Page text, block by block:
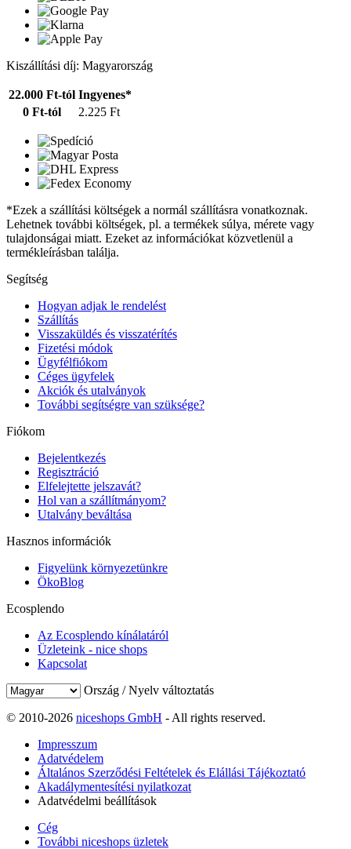
Kiszállítási díj: Magyarország
22.000 Ft-tól Ingyenes*
0 Ft-tól
2.225 Ft
*Ezek a szállítási költségek a normál szállításra vonatkoznak.
Lehetnek további költségek, pl. a termékek súlya, mérete vagy
tulajdonságai miatt. Ezeket az információkat közvetlenül a
termékleírásban találja.
Segítség
Hogyan adjak le rendelést
Szállítás
Visszaküldés és visszatérítés
Fizetési módok
Ügyfélfiókom
Céges ügyfelek
Akciók és utalványok
További segítségre van szüksége?
Fiókom
Bejelentkezés
Regisztráció
Elfelejtette jelszavát?
Hol van a szállítmányom?
Utalvány beváltása
Hasznos információk
Figyelünk környezetünkre
ÖkoBlog
Ecosplendo
Az Ecosplendo kínálatáról
Üzleteink - nice shops
Kapcsolat
Ország / Nyelv változtatás
© 2010-2026 niceshops GmbH - All rights reserved.
Impresszum
Adatvédelem
Általános Szerződési Feltételek és Elállási Tájékoztató
Akadálymentesítési nyilatkozat
Adatvédelmi beállítások
Cég
További niceshops üzletek